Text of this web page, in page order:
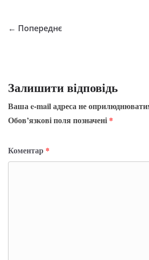
← Попереднє
Залишити відповідь
Ваша e-mail адреса не
Обов’язкові поля позначені *
Коментар *